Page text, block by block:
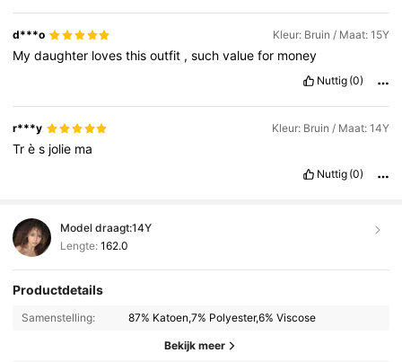
d***o Kleur: Bruin / Maat: 15Y
Mydaughter lovesthisoutfit ,suchvaluefor money
Nuttig (0)
r***y Kleur: Bruin / Maat: 14Y
Très jolie ma
Nuttig (0)
Model draagt:14Y
Lengte: 162.0
Productdetails
Samenstelling: 87% Katoen,7% Polyester,6% Viscose
Bekijk meer